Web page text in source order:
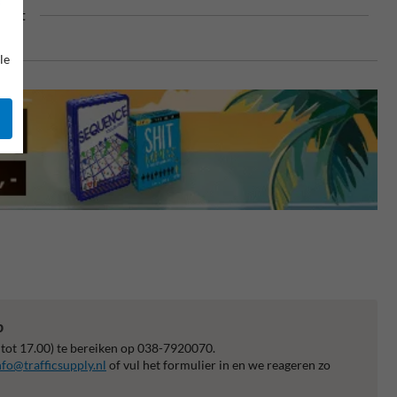
17.00) te bereiken op 038-7920070.
of vul het formulier in en we reageren zo